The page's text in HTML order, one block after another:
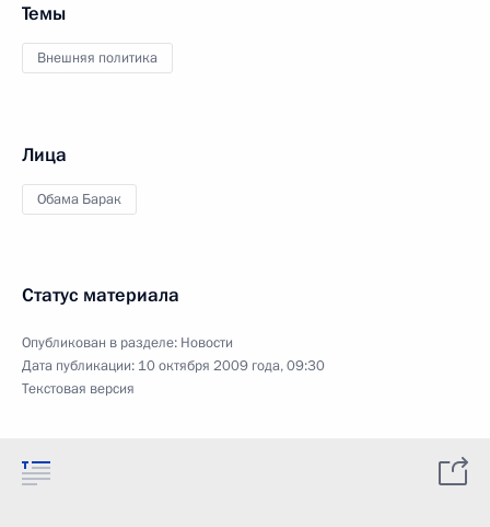
Темы
Внешняя политика
Лица
Обама Барак
Статус материала
Опубликован в разделе: Новости
Дата публикации: 10 октября 2009 года, 09:30
Текстовая версия